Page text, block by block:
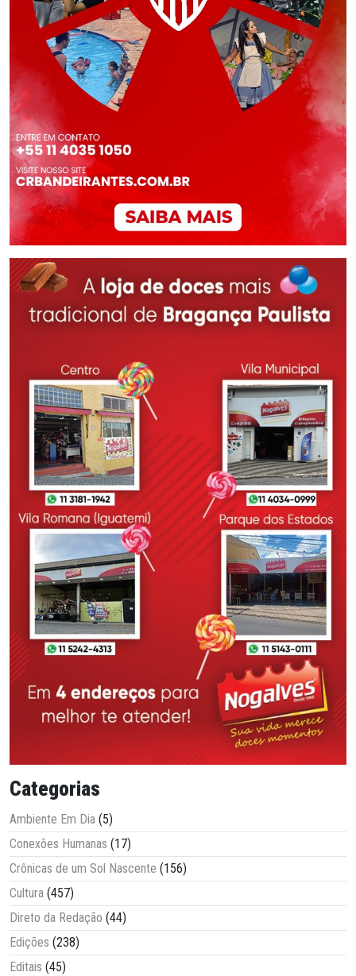
Categorias
Ambiente Em Dia (5)
Conexões Humanas (17)
Crônicas de um Sol Nascente (156)
Cultura (457)
Direto da Redação (44)
Edições (238)
Editais (45)